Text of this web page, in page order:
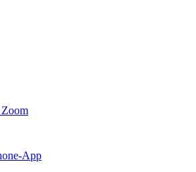
Zoom
App